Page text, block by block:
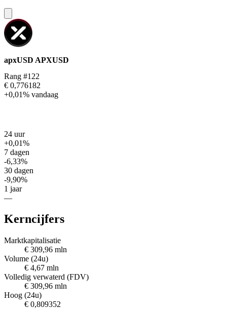
apxUSD APXUSD
Rang #122
€ 0,776182
+0,01% vandaag
24 uur
+0,01%
7 dagen
-6,33%
30 dagen
-9,90%
1 jaar
—
Kerncijfers
Marktkapitalisatie
€ 309,96 mln
Volume (24u)
€ 4,67 mln
Volledig verwaterd (FDV)
€ 309,96 mln
Hoog (24u)
€ 0,809352